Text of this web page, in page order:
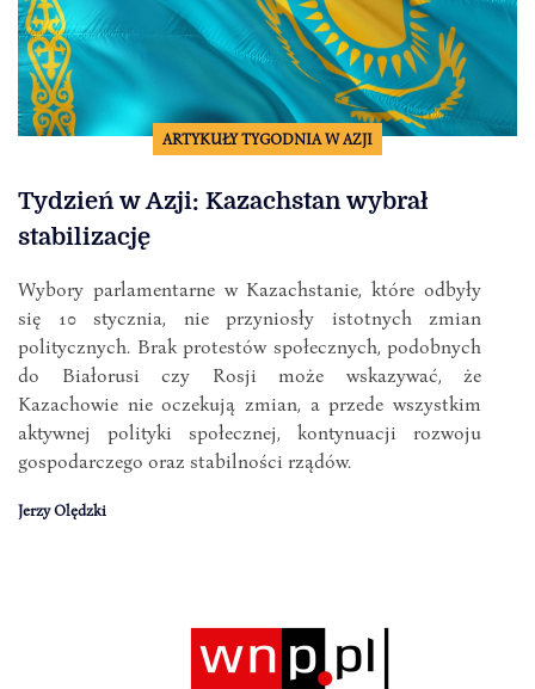
ARTYKUŁY TYGODNIA W AZJI
Tydzień w Azji: Kazachstan wybrał
stabilizację
Wybory parlamentarne w Kazachstanie, które odbyły
się 10 stycznia, nie przyniosły istotnych zmian
politycznych. Brak protestów społecznych, podobnych
do Białorusi czy Rosji może wskazywać, że
Kazachowie nie oczekują zmian, a przede wszystkim
aktywnej polityki społecznej, kontynuacji rozwoju
gospodarczego oraz stabilności rządów.
Jerzy Olędzki